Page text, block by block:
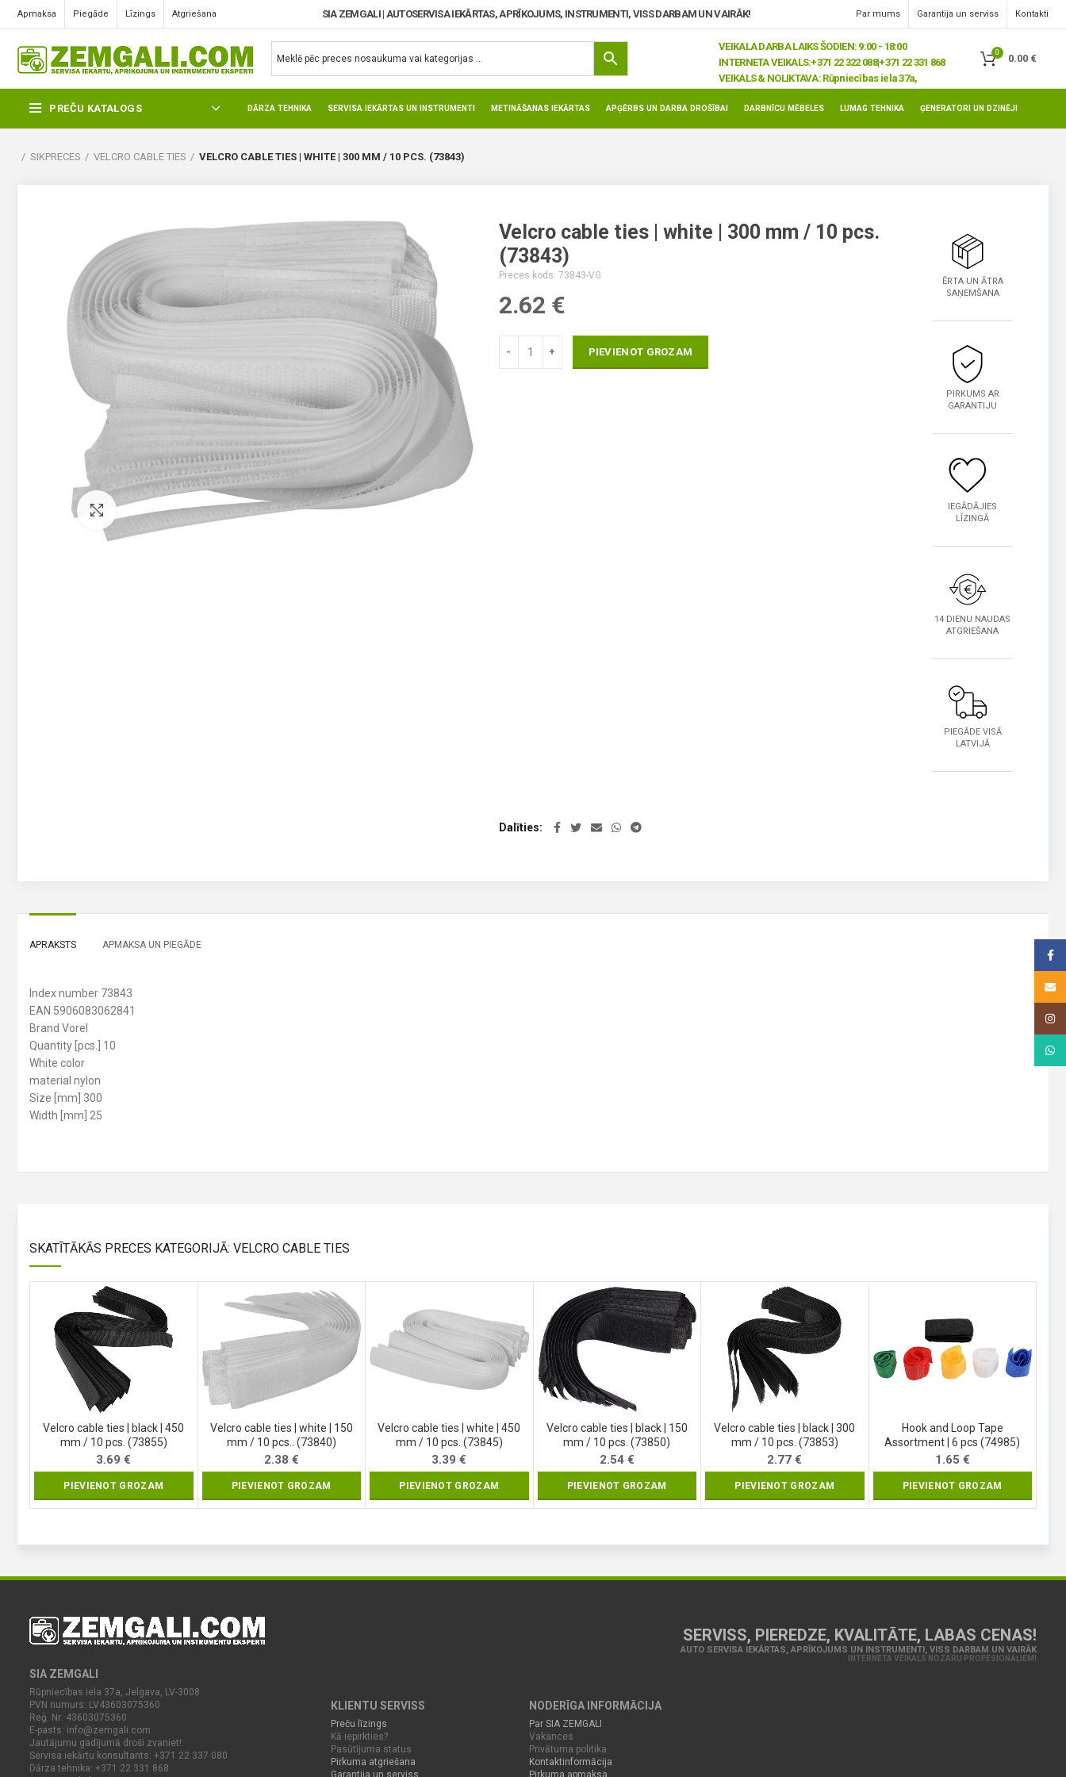
Apmaksa Piegāde Līzings Atgriešana SIA ZEMGALI | AUTOSERVISA IEKĀRTAS, APRĪKOJUMS, INSTRUMENTI, VISS DARBAM UN VAIRĀK! Par mums Garantija un serviss Kontakti
VEIKALA DARBA LAIKS ŠODIEN: 9:00 - 18:00
INTERNETA VEIKALS:+371 22 322 088|+371 22 331 868
VEIKALS & NOLIKTAVA: Rūpniecības iela 37a,
0
0.00 €
PREČU KATALOGS DĀRZA TEHNIKA SERVISA IEKĀRTAS UN INSTRUMENTI METINĀŠANAS IEKĀRTAS APĢĒRBS UN DARBA DROŠĪBAI DARBNĪCU MĒBELES LUMAG TEHNIKA ĢENERATORI UN DZINĒJI
SIKPRECES VELCRO CABLE TIES VELCRO CABLE TIES | WHITE | 300 MM / 10 PCS. (73843)
Pietuvināt
Velcro cable ties | white | 300 mm / 10 pcs.
(73843)
Preces kods: 73843-VG
2.62 €
PIEVIENOT GROZAM
Dalīties
ĒRTA UN ĀTRA
SAŅEMŠANA
PIRKUMS AR
GARANTIJU
IEGĀDĀJIES
LĪZINGĀ
14 DIENU NAUDAS
ATGRIEŠANA
PIEGĀDE VISĀ
LATVIJĀ
APRAKSTS APMAKSA UN PIEGĀDE
Index number 73843
EAN 5906083062841
Brand Vorel
Quantity [pcs.] 10
White color
material nylon
Size [mm] 300
Width [mm] 25
SKATĪTĀKĀS PRECES KATEGORIJĀ: VELCRO CABLE TIES
Velcro cable ties | black | 450
mm / 10 pcs. (73855)
3.69€
PIEVIENOT GROZAM
Velcro cable ties | white | 150
mm / 10 pcs.. (73840)
2.38 €
PIEVIENOT GROZAM
Velcro cable ties | white | 450
mm / 10 pcs. (73845)
3.39€
PIEVIENOT GROZAM
Velcro cable ties | black | 150
mm / 10 pcs. (73850)
2.54 €
PIEVIENOT GROZAM
Velcro cable ties | black | 300
mm / 10 pcs. (73853)
2.77€
PIEVIENOT GROZAM
Hook and Loop Tape
Assortment | 6 pcs (74985)
1.65 €
PIEVIENOT GROZAM
SIA ZEMGALI
Rūpniecības iela 37a, Jelgava, LV-3008
PVN numurs: LV43603075360
Reģ. Nr: 43603075360
E-pasts: info@zemgali.com
Jautājumu gadījumā droši zvaniet!:
Servisa iekārtu konsultants: +371 22 337 080
Dārza tehnika: +371 22 331 868
SERVISS, PIEREDZE, KVALITĀTE, LABAS CENAS!
AUTO SERVISA IEKĀRTAS, APRĪKOJUMS UN INSTRUMENTI, VISS DARBAM UN VAIRĀK
INTERNETA VEIKALS NOZARU PROFESIONĀĻIEM!
KLIENTU SERVISS
Preču līzings
Kā iepirkties?
Pasūtījuma status
Pirkuma atgriešana
Garantija un serviss
NODERĪGA INFORMĀCIJA
Par SIA ZEMGALI
Vakances
Privātuma politika
Kontaktinformācija
Pirkuma apmaksa
Email